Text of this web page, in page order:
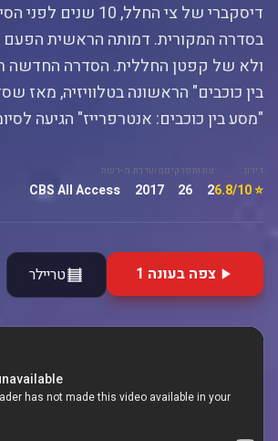
דיסקברי של צי החלל, 10
בסדרה המקורית. דמותה הראשית הפעם
ולא של קפטן החללית. הסדרה החדשה
בין כוכבים" הראשונה בטלוויזיה, מאז
"מסע בין כוכבים: אנטרפרייז" הגיעה לסיומה
דירוג
⭐ 6.8/10
עונות
2
פרקים
26
משדרת מ-
2017
רשת
CBS All Access
צפה בעונה 1 טריילר